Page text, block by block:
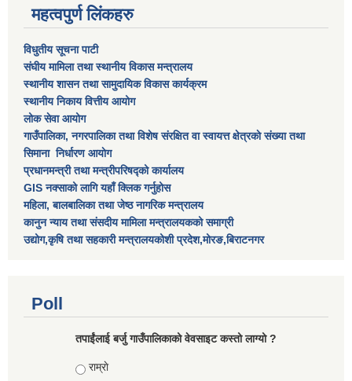
महत्वपुर्ण लिंकहरु
विधुतीय सूचना पाटी
संघीय मामिला तथा स्थानीय विकास मन्त्रालय
स्थानीय शासन तथा सामुदायिक विकास कार्यक्रम
स्थानीय निकाय वित्तीय आयोग
लोक सेवा आयोग
गाउँपालिका, नगरपालिका तथा विशेष स‌ंरक्षित वा स्वायत्त क्षेत्रकाे स‌ंख्या तथा
सिमाना निर्धारण आयाेग
प्रधानमन्त्री तथा मन्त्रीपरिषद्को कार्यालय
GIS नक्साको लागि यहाँ क्लिक गर्नुहोस
महिला, बालबालिका तथा जेष्ठ नागरिक मन्त्रालय
कानुन न्याय तथा संसदीय मामिला मन्त्रालयकको समाग्री
उद्योग,कृषि तथा सहकारी मन्त्रालयकोशी प्रदेश,मोरङ,बिराटनगर
Poll
तपाईंलाई बर्जु गाउँपालिकाको वेवसाइट कस्तो लाग्यो ?
Choices
राम्राे